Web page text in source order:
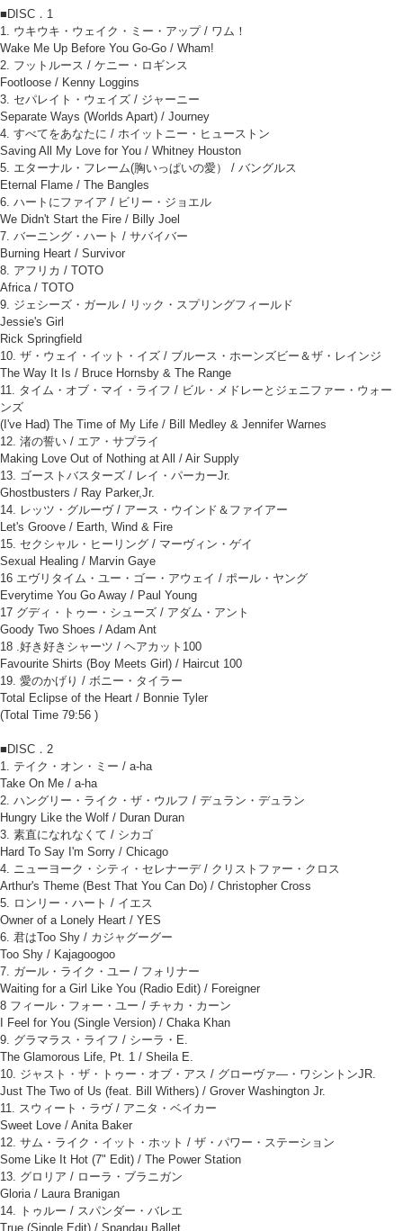
■DISC．1
1. ウキウキ・ウェイク・ミー・アップ / ワム！
Wake Me Up Before You Go-Go / Wham!
2. フットルース / ケニー・ロギンス
Footloose / Kenny Loggins
3. セパレイト・ウェイズ / ジャーニー
Separate Ways (Worlds Apart) / Journey
4. すべてをあなたに / ホイットニー・ヒューストン
Saving All My Love for You / Whitney Houston
5. エターナル・フレーム(胸いっぱいの愛） / バングルス
Eternal Flame / The Bangles
6. ハートにファイア / ビリー・ジョエル
We Didn't Start the Fire / Billy Joel
7. バーニング・ハート / サバイバー
Burning Heart / Survivor
8. アフリカ / TOTO
Africa / TOTO
9. ジェシーズ・ガール / リック・スプリングフィールド
Jessie's Girl
Rick Springfield
10. ザ・ウェイ・イット・イズ / ブルース・ホーンズビー＆ザ・レインジ
The Way It Is / Bruce Hornsby & The Range
11. タイム・オブ・マイ・ライフ / ビル・メドレーとジェニファー・ウォー
ンズ
(I've Had) The Time of My Life / Bill Medley & Jennifer Warnes
12. 渚の誓い / エア・サプライ
Making Love Out of Nothing at All / Air Supply
13. ゴーストバスターズ / レイ・パーカーJr.
Ghostbusters / Ray Parker,Jr.
14. レッツ・グルーヴ / アース・ウインド＆ファイアー
Let's Groove / Earth, Wind & Fire
15. セクシャル・ヒーリング / マーヴィン・ゲイ
Sexual Healing / Marvin Gaye
16 エヴリタイム・ユー・ゴー・アウェイ / ポール・ヤング
Everytime You Go Away / Paul Young
17 グディ・トゥー・シューズ / アダム・アント
Goody Two Shoes / Adam Ant
18 .好き好きシャーツ / ヘアカット100
Favourite Shirts (Boy Meets Girl) / Haircut 100
19. 愛のかげり / ボニー・タイラー
Total Eclipse of the Heart / Bonnie Tyler
(Total Time 79:56 )
■DISC．2
1. テイク・オン・ミー / a-ha
Take On Me / a-ha
2. ハングリー・ライク・ザ・ウルフ / デュラン・デュラン
Hungry Like the Wolf / Duran Duran
3. 素直になれなくて / シカゴ
Hard To Say I'm Sorry / Chicago
4. ニューヨーク・シティ・セレナーデ / クリストファー・クロス
Arthur's Theme (Best That You Can Do) / Christopher Cross
5. ロンリー・ハート / イエス
Owner of a Lonely Heart / YES
6. 君はToo Shy / カジャグーグー
Too Shy / Kajagoogoo
7. ガール・ライク・ユー / フォリナー
Waiting for a Girl Like You (Radio Edit) / Foreigner
8 フィール・フォー・ユー / チャカ・カーン
I Feel for You (Single Version) / Chaka Khan
9. グラマラス・ライフ / シーラ・E.
The Glamorous Life, Pt. 1 / Sheila E.
10. ジャスト・ザ・トゥー・オブ・アス / グローヴァ―・ワシントンJR.
Just The Two of Us (feat. Bill Withers) / Grover Washington Jr.
11. スウィート・ラヴ / アニタ・ベイカー
Sweet Love / Anita Baker
12. サム・ライク・イット・ホット / ザ・パワー・ステーション
Some Like It Hot (7" Edit) / The Power Station
13. グロリア / ローラ・ブラニガン
Gloria / Laura Branigan
14. トゥルー / スパンダー・バレエ
True (Single Edit) / Spandau Ballet